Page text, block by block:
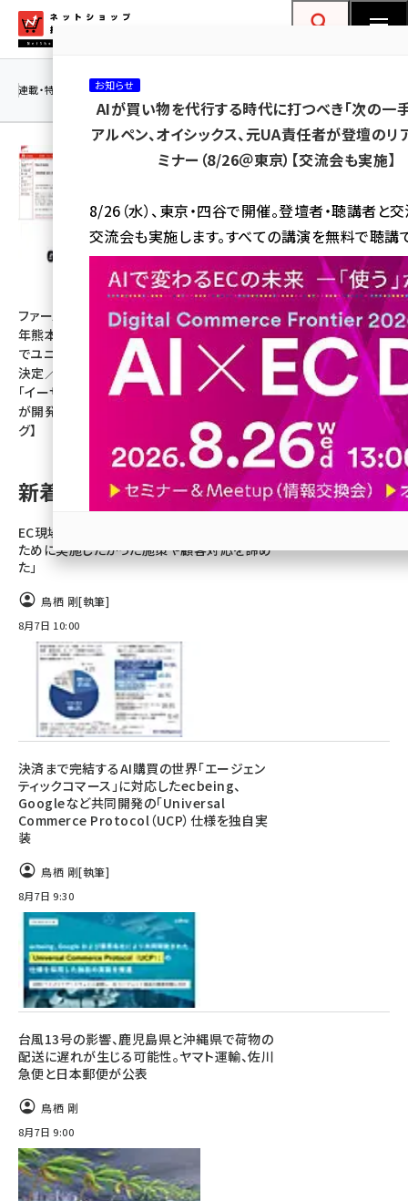
ン
ネットショップ担当者フォーラム
amazon (2259)
yahoo (1908)
楽天 (1876)
ecbeing (1211)
アスクル (1122)
base (1083)
連載・特集 | 海外
ファーストリテイリングが令和8
年熊本地震の被災地緊急支援
でユニクロ商品を2万点寄贈を
決定／女性向け空調ウェアを
「イーザッカマニアストア―ズ」
が開発【ネッ担アクセスランキン
グ】
「楽天市場」がAI戦略を公開。
「AI店長」「バーチャル試着」
「RMSバナー画像生成」の全ぼ
う【Rakuten AI Optimismレ
ポート】
新着記事
EC現場の実態。担当者の8割「ノンコア業務の
ために実施したかった施策や顧客対応を諦め
た」
鳥栖 剛[執筆]
8月7日 10:00
決済まで完結するAI購買の世界「エージェン
ティックコマース」に対応したecbeing、
Googleなど共同開発の「Universal
Commerce Protocol（UCP）仕様を独自実
装
鳥栖 剛[執筆]
8月7日 9:30
台風13号の影響、鹿児島県と沖縄県で荷物の
配送に遅れが生じる可能性。ヤマト運輸、佐川
急便と日本郵便が公表
鳥栖 剛
8月7日 9:00
お知らせ
AIが買い物を代行する時代に打つべき「次の一手
アルペン、オイシックス、元UA責任者が登壇のリ
ミナー（8/26＠東京）【交流会も実施】
8/26（水）、東京・四谷で開催。登壇者・聴講者と
交流会も実施します。すべての講演を無料で聴講
参加登録はこちら↑